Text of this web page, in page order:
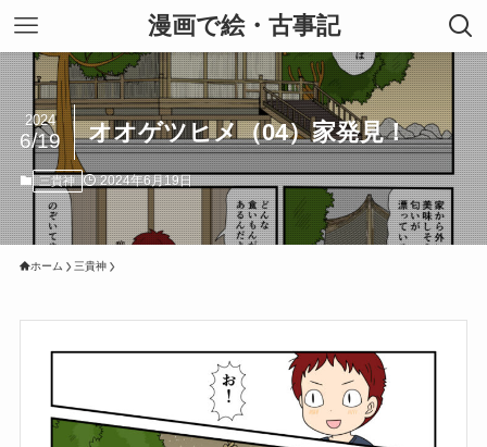
漫画で絵・古事記
オオゲツヒメ（04）家発見！
2024
6/19
三貴神 2024年6月19日
ホーム 三貴神